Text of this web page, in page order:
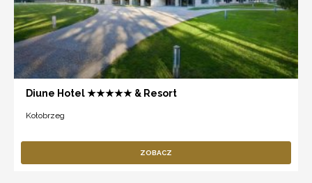
Diune Hotel ★★★★★ & Resort
Kołobrzeg
ZOBACZ